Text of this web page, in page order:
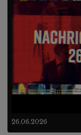
26.06.2026